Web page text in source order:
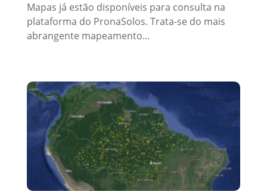
Mapas já estão disponíveis para consulta na
plataforma do PronaSolos. Trata-se do mais
abrangente mapeamento...